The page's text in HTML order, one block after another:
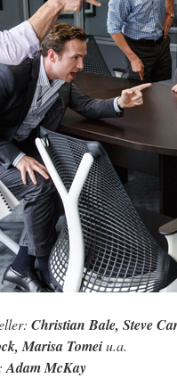
Christian Bale, Steve
Marisa Tomeiu.a.
Adam McKay